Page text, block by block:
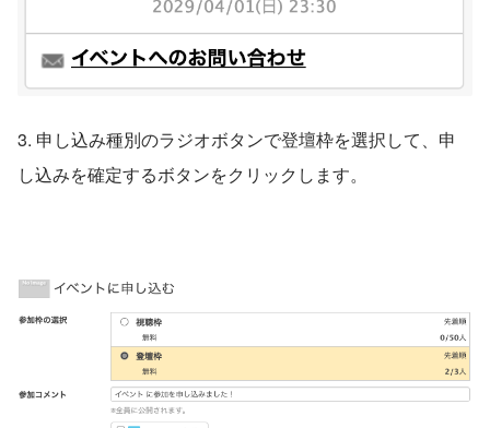
3. 申し込み種別のラジオボタンで登壇枠を選択して、申
し込みを確定するボタンをクリックします。